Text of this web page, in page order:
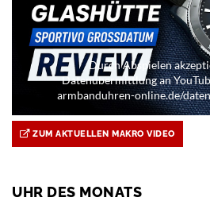
Durch Abspielen
Datenübermittlung an
armbanduhren-online.de/
ZUM AKTUELLEN MAKRO VIDEO
UHR DES MONATS